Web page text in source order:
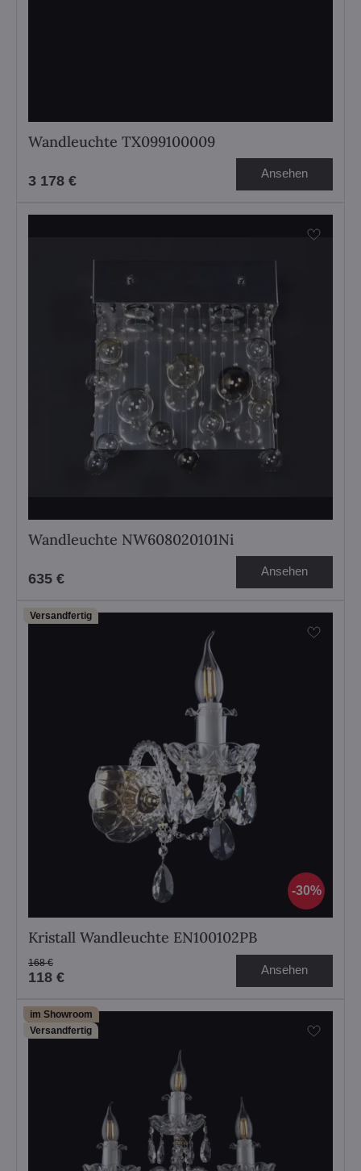
Wandleuchte TX099100009
3 178 € Ansehen
Wandleuchte NW608020101Ni
635 € Ansehen
30%
Versandfertig
Kristall Wandleuchte EN100102PB
118 €
168 € Ansehen
im Showroom
Versandfertig